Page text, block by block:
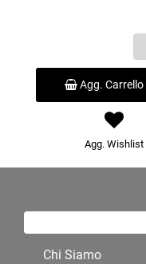
Agg. Carrello
Agg. Wishlist
Chi Siamo